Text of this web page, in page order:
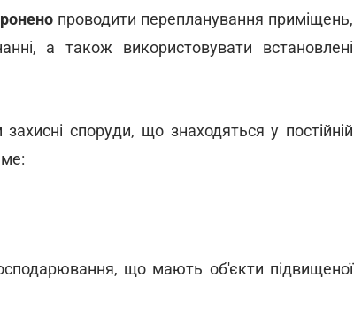
проводити перепланування приміщень,
а також використовувати встановлені
споруди, що знаходяться у постійній
що мають об'єкти підвищеної